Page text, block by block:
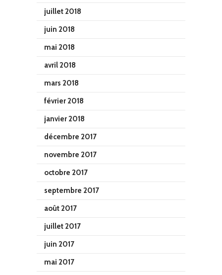
juillet 2018
juin 2018
mai 2018
avril 2018
mars 2018
février 2018
janvier 2018
décembre 2017
novembre 2017
octobre 2017
septembre 2017
août 2017
juillet 2017
juin 2017
mai 2017